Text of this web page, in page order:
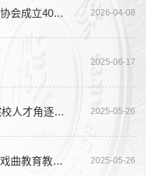
【山东商报】山东省青年书法家协会成立40周年书法大展在山艺美术馆开幕 2026-04-08
2025-06-17
【联合日报】26个省市区83所院校人才角逐“梨花杯” 2025-05-26
【济南日报】梨花杯全国青少年戏曲教育教学成果展示活动现场评审将在山艺举行 2025-05-26